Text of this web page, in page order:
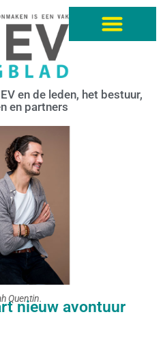
en de leden, het bestuur,
en partners
Quentin.
nieuw avontuur